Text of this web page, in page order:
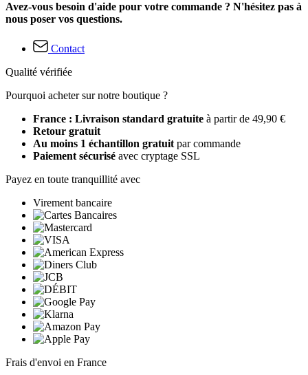
Avez-vous besoin d'aide pour votre commande ? N'hésitez pas à
nous poser vos questions.
Contact
Qualité vérifiée
Pourquoi acheter sur notre boutique ?
France : Livraison standard gratuite à partir de 49,90 €
Retour gratuit
Au moins 1 échantillon gratuitpar commande
Paiement sécurisé avec cryptage SSL
Payez en toute tranquillité avec
Virement bancaire
Frais d'envoi en France